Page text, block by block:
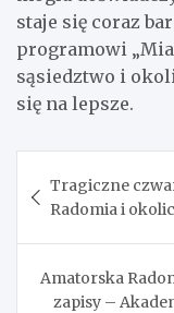
staje się coraz
programowi
sąsiedztwo i
się na lepsze.
wpisu
Tragiczne
Radomia i
Amatorska
zapisy –